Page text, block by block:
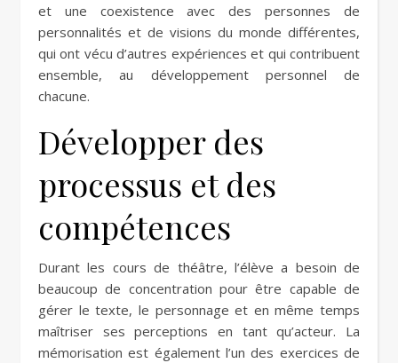
et une coexistence avec des personnes de
personnalités et de visions du monde différentes,
qui ont vécu d’autres expériences et qui contribuent
ensemble, au développement personnel de
chacune.
Développer des
processus et des
compétences
Durant les cours de théâtre, l’élève a besoin de
beaucoup de concentration pour être capable de
gérer le texte, le personnage et en même temps
maîtriser ses perceptions en tant qu’acteur. La
mémorisation est également l’un des exercices de